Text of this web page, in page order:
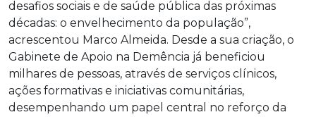
desafios sociais e de saúde pública das próximas
décadas: o envelhecimento da população”,
acrescentou Marco Almeida. Desde a sua criação, o
Gabinete de Apoio na Demência já beneficiou
milhares de pessoas, através de serviços clínicos,
ações formativas e iniciativas comunitárias,
desempenhando um papel central no reforço da